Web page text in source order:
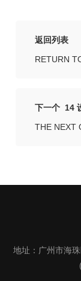
返回列表
RETURN
下一个 14
限
THE NEXT
地址：广州市海